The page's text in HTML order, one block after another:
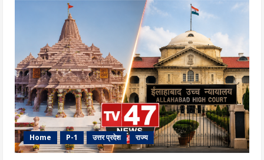
Home P-1 उत्तर प्रदेश राज्य